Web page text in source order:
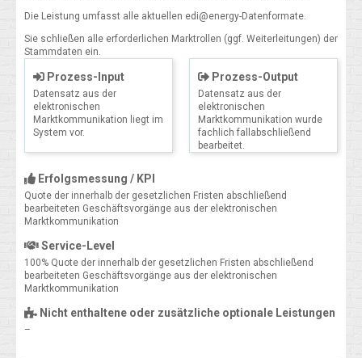
Die Leistung umfasst alle aktuellen edi@energy-Datenformate.
Sie schließen alle erforderlichen Marktrollen (ggf. Weiterleitungen) der
Stammdaten ein.
Prozess-Input
Datensatz aus der
elektronischen
Marktkommunikation liegt im
System vor.
Prozess-Output
Datensatz aus der
elektronischen
Marktkommunikation wurde
fachlich fallabschließend
bearbeitet.
Erfolgsmessung / KPI
Quote der innerhalb der gesetzlichen Fristen abschließend
bearbeiteten Geschäftsvorgänge aus der elektronischen
Marktkommunikation
Service-Level
100% Quote der innerhalb der gesetzlichen Fristen abschließend
bearbeiteten Geschäftsvorgänge aus der elektronischen
Marktkommunikation
Nicht enthaltene oder zusätzliche optionale Leistungen
–